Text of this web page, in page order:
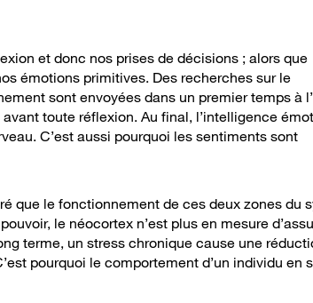
et donc nos prises de décisions ; alors que
émotions primitives. Des recherches sur le
sont envoyées dans un premier temps à
toute réflexion. Au final, l’intelligence
C’est aussi pourquoi les sentiments sont
que le fonctionnement de ces deux zones du
le néocortex n’est plus en mesure
terme, un stress chronique cause une
pourquoi le comportement d’un individu en